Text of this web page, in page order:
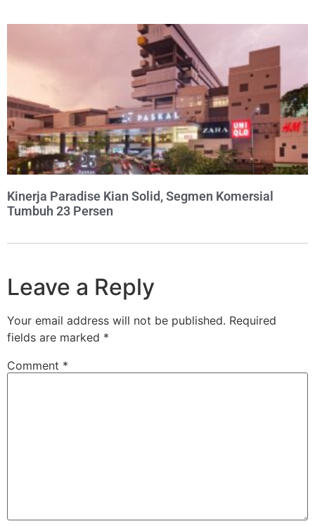
Kinerja Paradise Kian Solid, Segmen Komersial
Tumbuh 23 Persen
Leave a Reply
Your email address will not be published. Required
fields are marked *
Comment *